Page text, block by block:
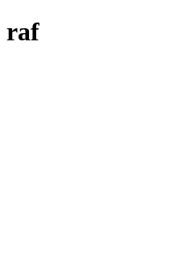
raf